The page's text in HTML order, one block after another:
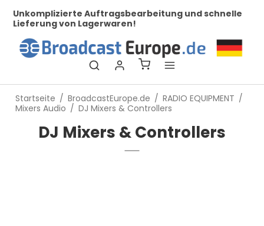
Auftragsbearbeitung und schnelle
von Lagerwaren!
Bei uns
Startseite / BroadcastEurope.de / RADIO EQUIPMENT /
Mixers Audio / DJ Mixers & Controllers
DJ Mixers & Controllers